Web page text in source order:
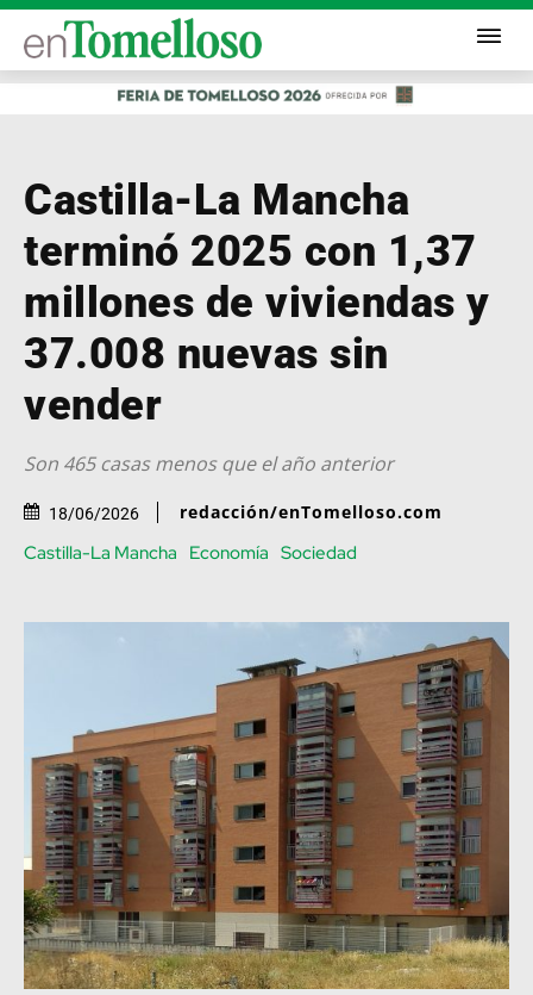
Castilla-La Mancha
terminó 2025 con 1,37
millones de viviendas y
37.008 nuevas sin
vender
Son 465 casas menos que el año anterior
18/06/2026 redacción/enTomelloso.com
Castilla-La Mancha Economía Sociedad